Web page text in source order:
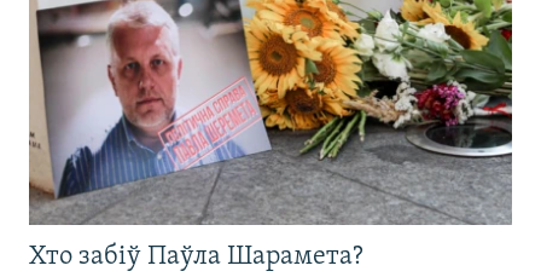
Хто забіў Паўла Шарамета?